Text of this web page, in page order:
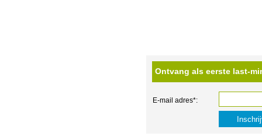
Ontvang als eerste last-
E-mail adres*: